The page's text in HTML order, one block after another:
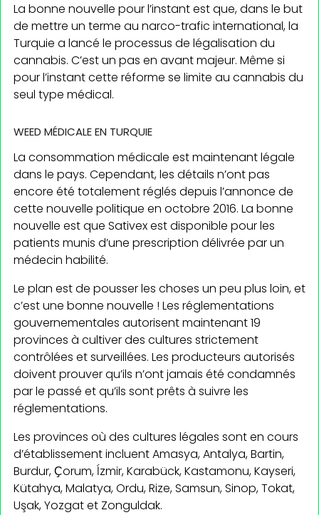
La bonne nouvelle pour l’instant est que, dans le but
de mettre un terme au narco-trafic international, la
Turquie a lancé le processus de légalisation du
cannabis. C’est un pas en avant majeur. Même si
pour l’instant cette réforme se limite au cannabis du
seul type médical.
WEED MÉDICALE EN TURQUIE
La consommation médicale est maintenant légale
dans le pays. Cependant, les détails n’ont pas
encore été totalement réglés depuis l’annonce de
cette nouvelle politique en octobre 2016. La bonne
nouvelle est que Sativex est disponible pour les
patients munis d’une prescription délivrée par un
médecin habilité.
Le plan est de pousser les choses un peu plus loin, et
c’est une bonne nouvelle ! Les réglementations
gouvernementales autorisent maintenant 19
provinces à cultiver des cultures strictement
contrôlées et surveillées. Les producteurs autorisés
doivent prouver qu’ils n’ont jamais été condamnés
par le passé et qu’ils sont prêts à suivre les
réglementations.
Les provinces où des cultures légales sont en cours
d’établissement incluent Amasya, Antalya, Bartin,
Burdur, Ҫorum, ĺzmir, Karabück, Kastamonu, Kayseri,
Kütahya, Malatya, Ordu, Rize, Samsun, Sinop, Tokat,
Uşak, Yozgat et Zonguldak.